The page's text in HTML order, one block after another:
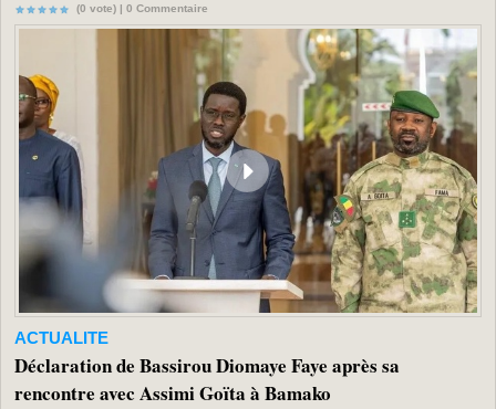
(0 vote) | 0 Commentaire
ACTUALITE
Déclaration de Bassirou Diomaye Faye après sa
rencontre avec Assimi Goïta à Bamako